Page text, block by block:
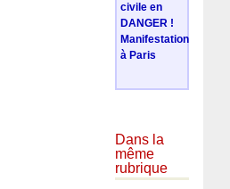
civile en
DANGER !
Manifestation
à Paris
Dans la
même
rubrique